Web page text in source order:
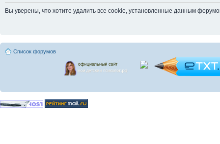
Вы уверены, что хотите удалить все cookie, установленные данным
Список форумов